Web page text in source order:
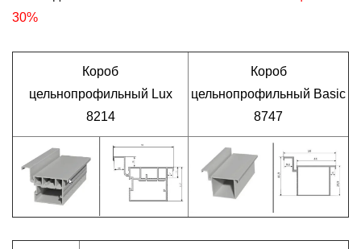
30%
Короб
цельнопрофильный Lux
8214
Короб
цельнопрофильный Basic
8747